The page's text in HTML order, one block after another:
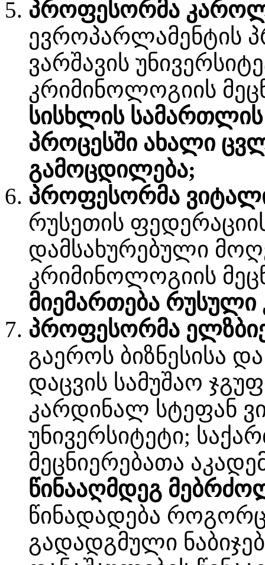
პროფესორმა
ევროპარლამენტის
ვარშავის
კრიმინოლოგიის
სისხლის
პროცესში ახალი
გამოცდილება;
პროფესორმა
რუსეთის
დამსახურებული
კრიმინოლოგიის
მიემართება
პროფესორმა
გაეროს ბიზნესისა
დაცვის სამუშაო
კარდინალ სტეფან
უნივერსიტეტი;
მეცნიერებათა
წინააღმდეგ
წინადადება
გადადგმული